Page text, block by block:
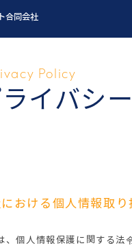
合同会社
Policy
イバシ
おける個人情報取り
、個人情報保護に関する法